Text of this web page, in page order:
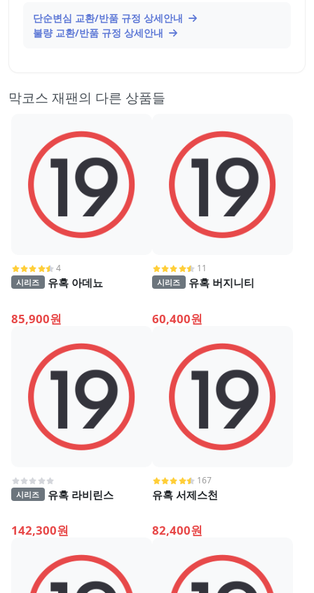
단순변심 교환/반품 규정 상세안내
불량 교환/반품 규정 상세안내
막코스 재팬의 다른 상품들
4
시리즈 유혹 아데뇨
85,900원
11
시리즈 유혹 버지니티
60,400원
시리즈 유혹 라비린스
142,300원
167
유혹 서제스천
82,400원